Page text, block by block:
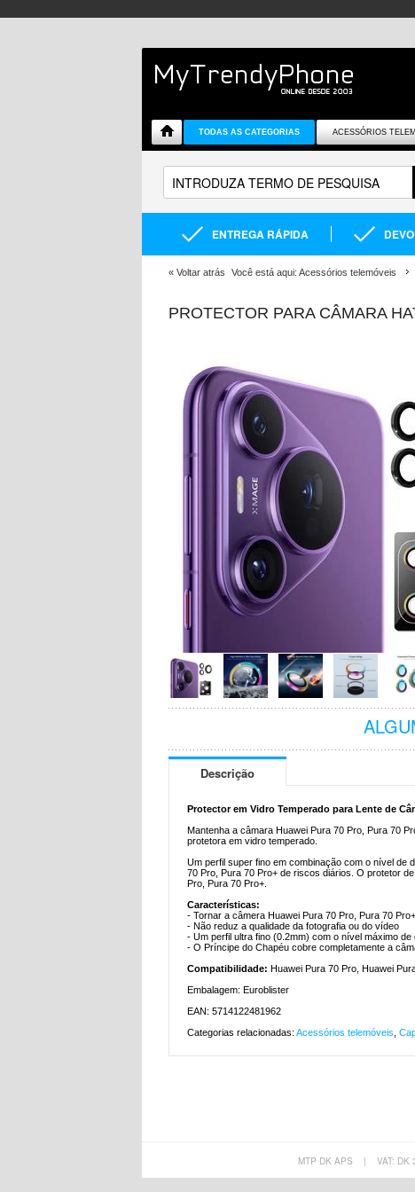
TODAS AS CATEGORIAS ACESSÓRIOS
ENTREGA RÁPIDA
« Voltar atrás Você está aqui: Acessórios telemóveis
PROTECTOR PARA CÂMARA
Descrição
Protector em Vidro Temperado para Lente de
Mantenha a câmara Huawei Pura 70 Pro, Pura 70
protetora em vidro temperado.
Um perfil super fino em combinação com o nível de
70 Pro, Pura 70 Pro+ de riscos diários. O protetor
Pro, Pura 70 Pro+.
Características:
- Tornar a câmera Huawei Pura 70 Pro, Pura 70
- Não reduz a qualidade da fotografia ou do vídeo
- Um perfil ultra fino (0.2mm) com o nível máximo de
- O Príncipe do Chapéu cobre completamente a
Compatibilidade: Huawei Pura 70 Pro, Huawei
Embalagem: Euroblister
EAN: 5714122481962
Categorias relacionadas: Acessórios telemóveis
MTP DK APS | VAT: DK